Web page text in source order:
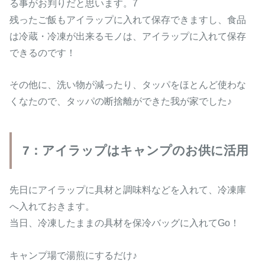
る事がお判りだと思います。7
残ったご飯もアイラップに入れて保存できますし、食品
は冷蔵・冷凍が出来るモノは、アイラップに入れて保存
できるのです！
その他に、洗い物が減ったり、タッパをほとんど使わな
くなたので、タッパの断捨離ができた我が家でした♪
7：アイラップはキャンプのお供に活用
先日にアイラップに具材と調味料などを入れて、冷凍庫
へ入れておきます。
当日、冷凍したままの具材を保冷バッグに入れてGo！
キャンプ場で湯煎にするだけ♪